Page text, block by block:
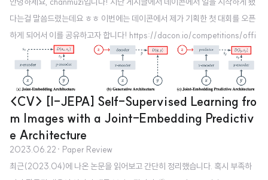
다는걸 말씀드렸는데요 ㅎㅎ 이번에는 데이콘에서 제가 기획한 첫 대회를 오픈
하게 되어서 이를 공유하고자 합니다! https://dacon.io/competitions/offi
cial/236118/overview/description 이미지, 그리고 이미지와 관련된 질문
이 주어지면 적절한 답변을 반환하는 모델을 구축하는 대회입니다. 일반적으로
Visual Question Answering(VQA)이라고 불리는 태스크이며 대표적인 멀
티 모달(multi-modal) 중 하나입니다! 이미지와 텍스트를 함께 이해할 수 있
도록 모델링 해야 하는데요, 여기에 필요한 데이터의 수도 적지 않아서 분명 쉽
지 않은 과제입니다. 베이스라인도 딥러닝에..
<CV> [I-JEPA] Self-Supervised Learning fro
m Images with a Joint-Embedding Predictiv
e Architecture
2023.06.22 · Paper Review
최근(2023.04)에 나온 논문을 읽어보고 간단히 정리했습니다. 혹시 부족하